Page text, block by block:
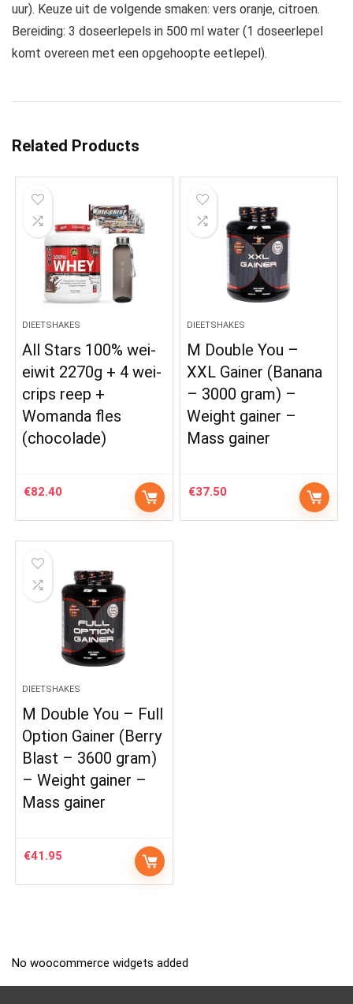
uur). Keuze uit de volgende smaken: vers oranje, citroen.
Bereiding: 3 doseerlepels in 500 ml water (1 doseerlepel
komt overeen met een opgehoopte eetlepel).
Related Products
DIEETSHAKES
All Stars 100% wei-
eiwit 2270g + 4 wei-
crips reep +
Womanda fles
(chocolade)
€82.40
DIEETSHAKES
M Double You –
XXL Gainer (Banana
– 3000 gram) –
Weight gainer –
Mass gainer
€37.50
DIEETSHAKES
M Double You – Full
Option Gainer (Berry
Blast – 3600 gram)
– Weight gainer –
Mass gainer
€41.95
No woocommerce widgets added